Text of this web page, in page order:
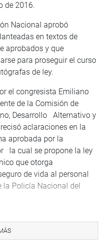
de 2016.
Nacional aprobó
en textos de
aprobados y que
para proseguir el curso
de ley.
el congresista Emiliano
de la Comisión de
Desarrollo Alternativo y
aclaraciones en la
aprobada por la
la cual se propone la ley
que otorga
de vida al personal
Policía Nacional del
se aprobó
errores materiales,